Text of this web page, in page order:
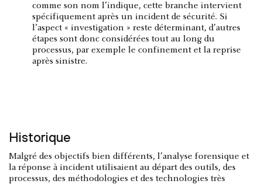
comme son nom l’indique, cette branche intervient
spécifiquement après un incident de sécurité. Si
l’aspect « investigation » reste déterminant, d’autres
étapes sont donc considérées tout au long du
processus, par exemple le confinement et la reprise
après sinistre.
Historique
Malgré des objectifs bien différents, l’analyse forensique et
la réponse à incident utilisaient au départ des outils, des
processus, des méthodologies et des technologies très